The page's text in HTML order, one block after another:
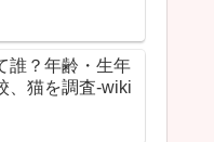
誰？年齢・生年
、猫を調査-wiki